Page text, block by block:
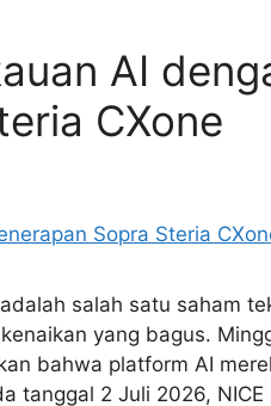
AI
CXone
salah satu saham
yang bagus.
bahwa platform AI
tanggal 2 Juli 2026,